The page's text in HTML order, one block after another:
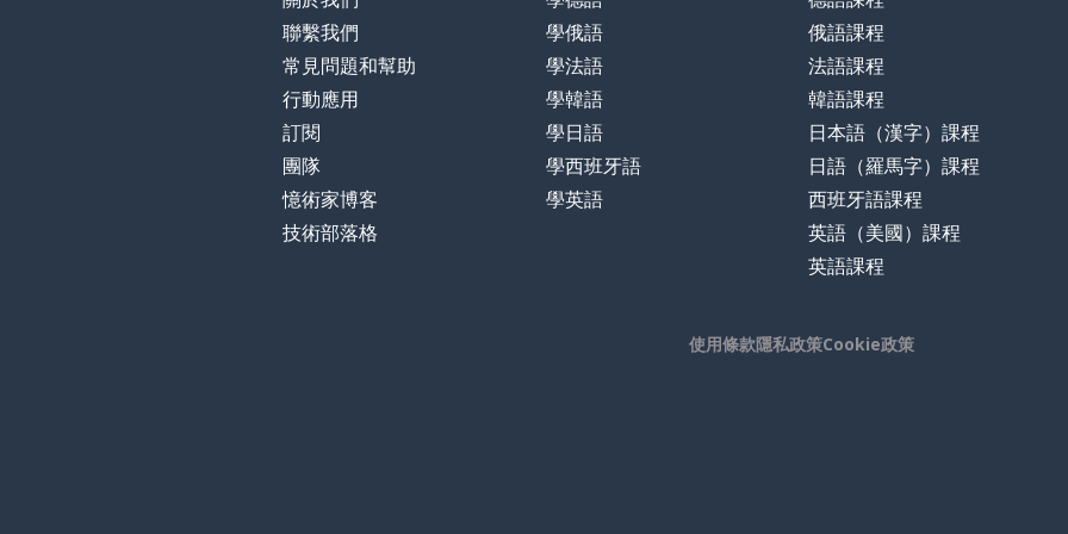
聯繫我們
常見問題和幫助
行動應用
訂閱
團隊
憶術家博客
技術部落格
學俄語
學法語
學韓語
學日語
學西班牙語
學英語
俄語課程
法語課程
韓語課程
日本語（漢字）課程
日語（羅馬字）課程
西班牙語課程
英語（美國）課程
英語課程
使用條款隱私政策Cookie政策